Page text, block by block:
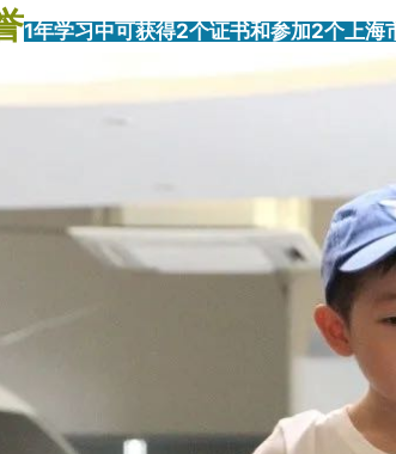
1年学习中可获得2个证书和参加2个上海